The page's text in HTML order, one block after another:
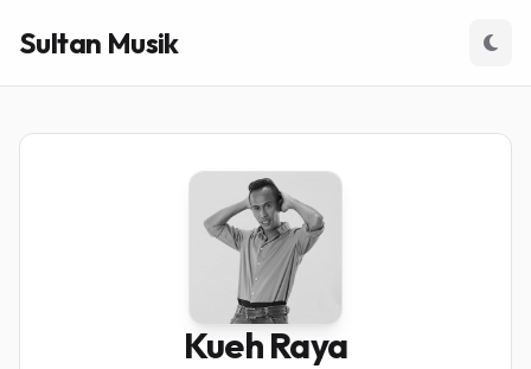
Sultan Musik
Kueh Raya